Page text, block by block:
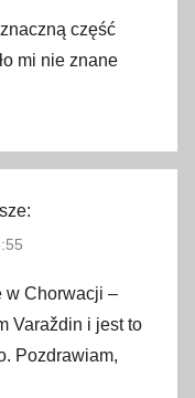
część
mi nie znane
w Chorwacji –
Varaždin i jest to
Pozdrawiam,